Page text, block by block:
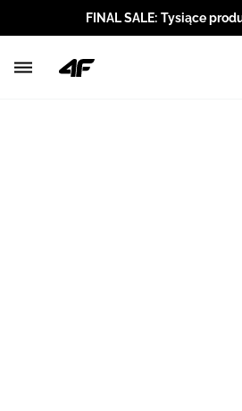
FINAL SALE: Tysiące